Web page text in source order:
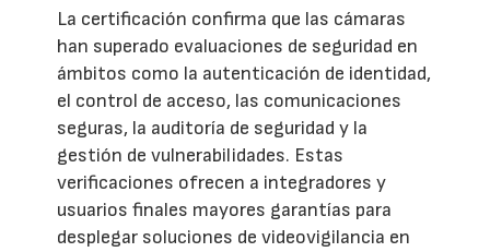
La certificación confirma que las cámaras
han superado evaluaciones de seguridad en
ámbitos como la autenticación de identidad,
el control de acceso, las comunicaciones
seguras, la auditoría de seguridad y la
gestión de vulnerabilidades. Estas
verificaciones ofrecen a integradores y
usuarios finales mayores garantías para
desplegar soluciones de videovigilancia en